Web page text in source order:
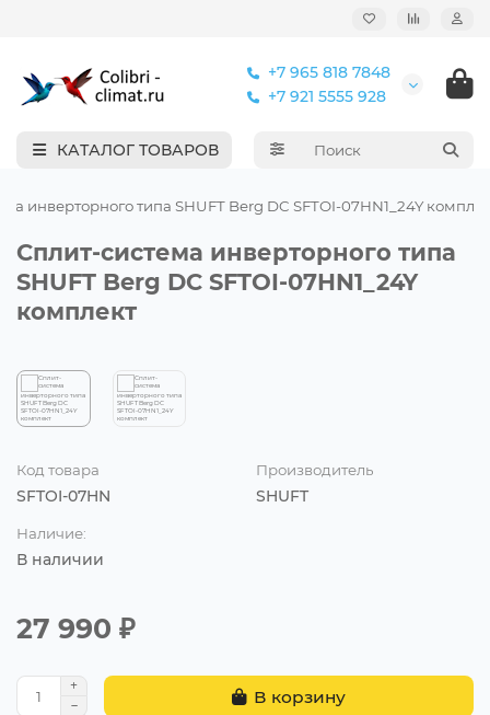
+7 965 818 7848
+7 921 5555 928
КАТАЛОГ ТОВАРОВ
инверторного типа SHUFT Berg DC SFTOI-07HN1_24Y
Сплит-система инверторного типа
SHUFT Berg DC SFTOI-07HN1_24Y
комплект
Код товара
SFTOI-07HN
Производитель
SHUFT
Наличие:
В наличии
27 990 ₽
В корзину